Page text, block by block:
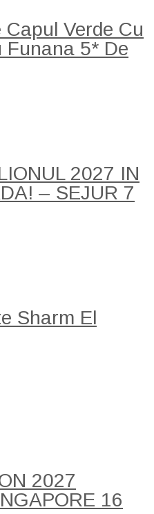
Verde Cu
Funana 5* De
2027 IN
– SEJUR 7
Sharm El
2027
16